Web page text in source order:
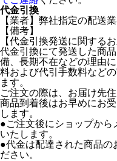
代金引換
【業者】弊社指定の配送
【備考】
【代金引換発送に関するお
代金引換にて発送した商
備、長期不在などの理由
料および代引手数料など
ます。
ご注文の際は、お届け先
商品到着後はお早めにお
します。
●ご注文後にショップから
いたします。
●代金は配達された商品の
ださい。